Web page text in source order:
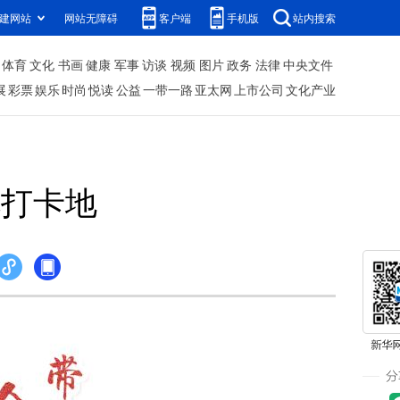
网站 网站无障碍 客户端 手机版 站内搜索
体育文化 书画健康 军事访谈 视频 图片政务 法律中央文件
彩票娱乐时尚 悦读公益一带一路 亚太网上市公司 文化产业
卡地